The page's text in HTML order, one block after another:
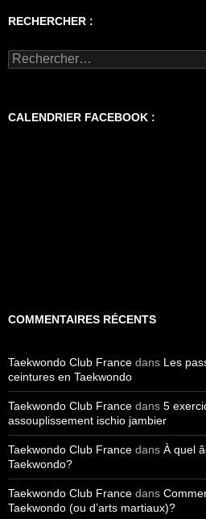
RECHERCHER :
Rechercher :
CALENDRIER FACEBOOK :
COMMENTAIRES RÉCENTS
Taekwondo Club France dans Les
ceintures en Taekwondo
Taekwondo Club France dans 5
assouplissement ischio jambier
Taekwondo Club France dans À quel
Taekwondo?
Taekwondo Club France dans
Taekwondo (ou d’arts martiaux)?